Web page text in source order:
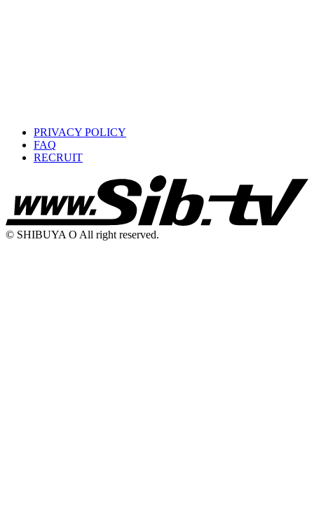
PRIVACY POLICY
FAQ
RECRUIT
© SHIBUYA O All right reserved.